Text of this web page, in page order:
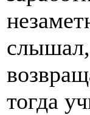
слышал,
тогда